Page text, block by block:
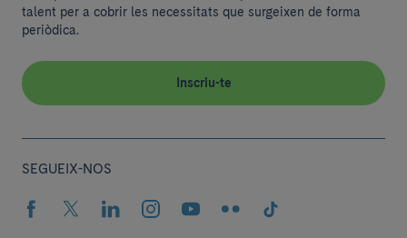
talent per a cobrir les necessitats que surgeixen de forma
periòdica.
Inscriu-te
SEGUEIX-NOS